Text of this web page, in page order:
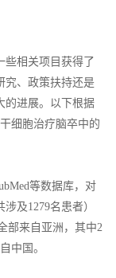
些相关项目获得了
究、政策扶持还是
的进展。以下根据
细胞治疗脑卒中的
等数据库，对
及1279名患者）
部来自亚洲，其中2
中国。